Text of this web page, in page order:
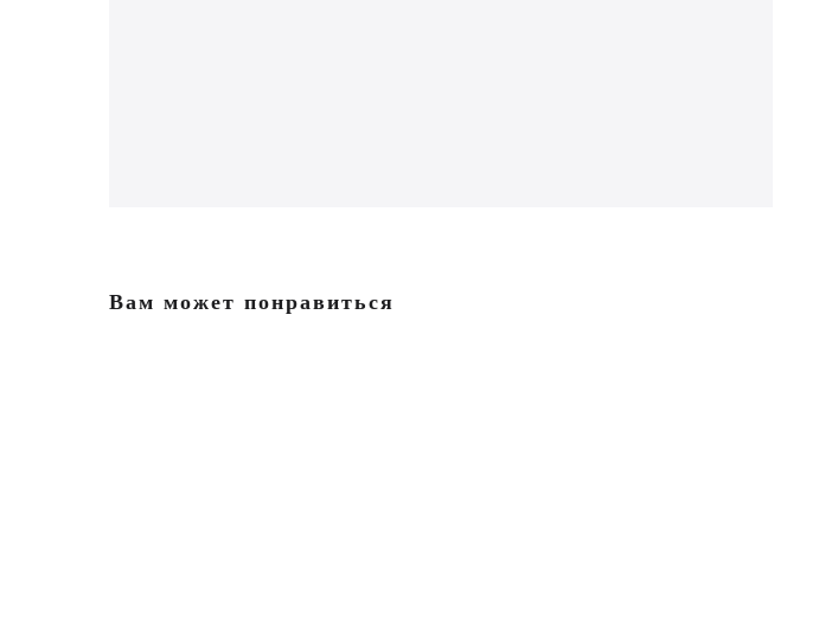
Вам может понравиться